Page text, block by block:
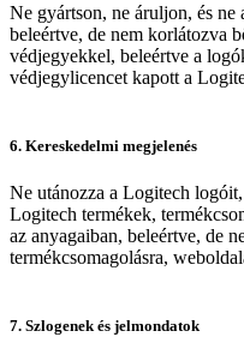
Ne gyártson, ne áruljon, és
beleértve, de nem korlátozva
védjegyekkel, beleértve a
védjegylicencet kapott a
6. Kereskedelmi megjelenés
Ne utánozza a Logitech
Logitech termékek,
az anyagaiban, beleértve, de
termékcsomagolásra,
7. Szlogenek és jelmondatok